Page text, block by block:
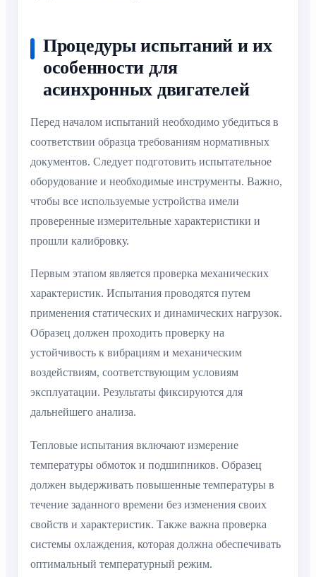
Процедуры испытаний и их
особенности для
асинхронных двигателей
Перед началом испытаний необходимо убедиться в
соответствии образца требованиям нормативных
документов. Следует подготовить испытательное
оборудование и необходимые инструменты. Важно,
чтобы все используемые устройства имели
проверенные измерительные характеристики и
прошли калибровку.
Первым этапом является проверка механических
характеристик. Испытания проводятся путем
применения статических и динамических нагрузок.
Образец должен проходить проверку на
устойчивость к вибрациям и механическим
воздействиям, соответствующим условиям
эксплуатации. Результаты фиксируются для
дальнейшего анализа.
Тепловые испытания включают измерение
температуры обмоток и подшипников. Образец
должен выдерживать повышенные температуры в
течение заданного времени без изменения своих
свойств и характеристик. Также важна проверка
системы охлаждения, которая должна обеспечивать
оптимальный температурный режим.